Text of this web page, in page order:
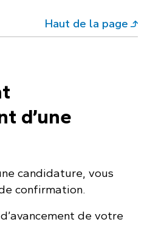
Haut de la page
d’une
candidature, vous
confirmation.
de votre